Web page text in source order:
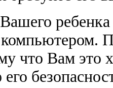
что Вам это
его